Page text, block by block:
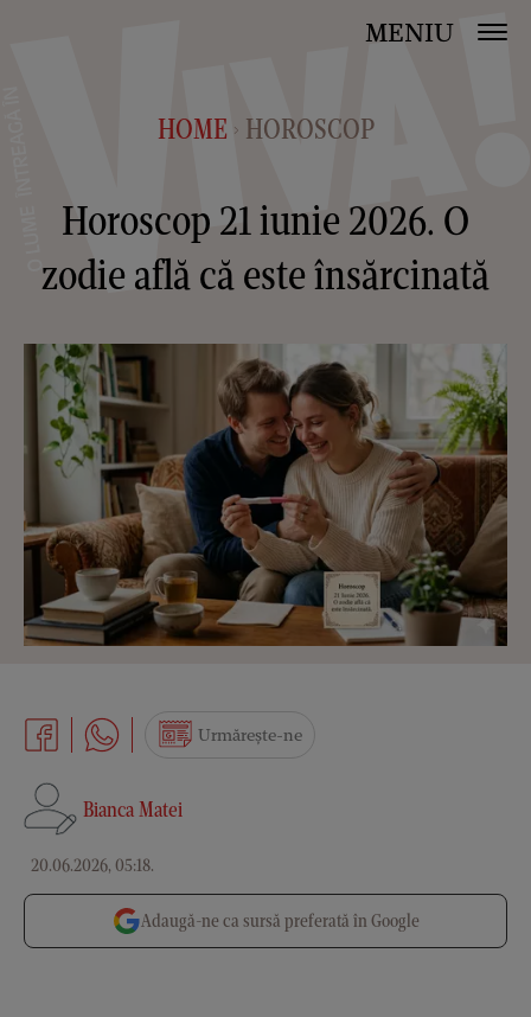
MENIU
HOME > HOROSCOP
Horoscop 21 iunie 2026. O
zodie află că este însărcinată
Bianca Matei
20.06.2026, 05:18.
Urmărește-ne
Adaugă-ne ca sursă preferată în Google